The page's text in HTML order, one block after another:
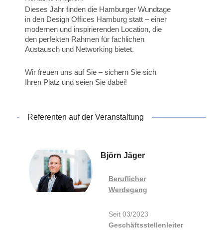
Dieses Jahr finden die Hamburger Wundtage
in den Design Offices Hamburg statt – einer
modernen und inspirierenden Location, die
den perfekten Rahmen für fachlichen
Austausch und Networking bietet.
Wir freuen uns auf Sie – sichern Sie sich
Ihren Platz und seien Sie dabei!
Referenten auf der Veranstaltung
Björn Jäger
Beruflicher
Werdegang
Seit 03/2023
Geschäftsstellenleiter